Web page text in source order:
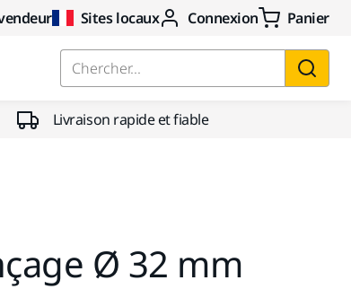
Sites locaux Connexion Panier
Chercher...
Livraison rapide et fiable
Ø 32 mm